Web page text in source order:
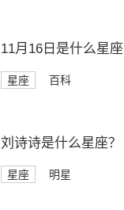
11月16日是什么星座
星座 百科
刘诗诗是什么星座？
星座 明星